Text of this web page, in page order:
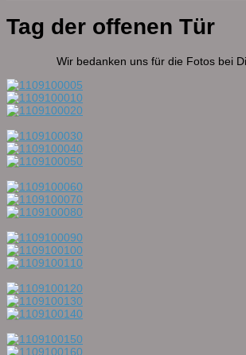
Tag der offenen Tür
Wir bedanken uns für die Fotos bei